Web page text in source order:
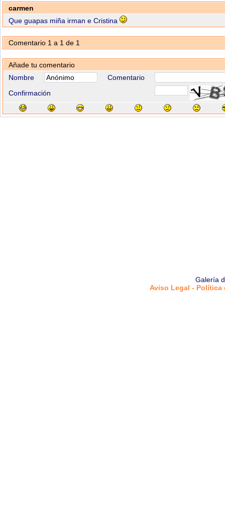
carmen
Que guapas miña irman e Cristina
Comentario 1 a 1 de 1
Añade tu comentario
Nombre
Comentario
Confirmación
Galería
Aviso Legal -